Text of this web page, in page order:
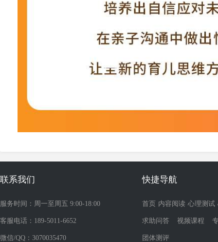
联系我们
服务时间：周一至周五 9:00-18:00
客服电话：189-5011-6652
微信/QQ：3070035470
快捷导航
首页 内容阅读 心理测试
求助问答 视频课程
团体测评